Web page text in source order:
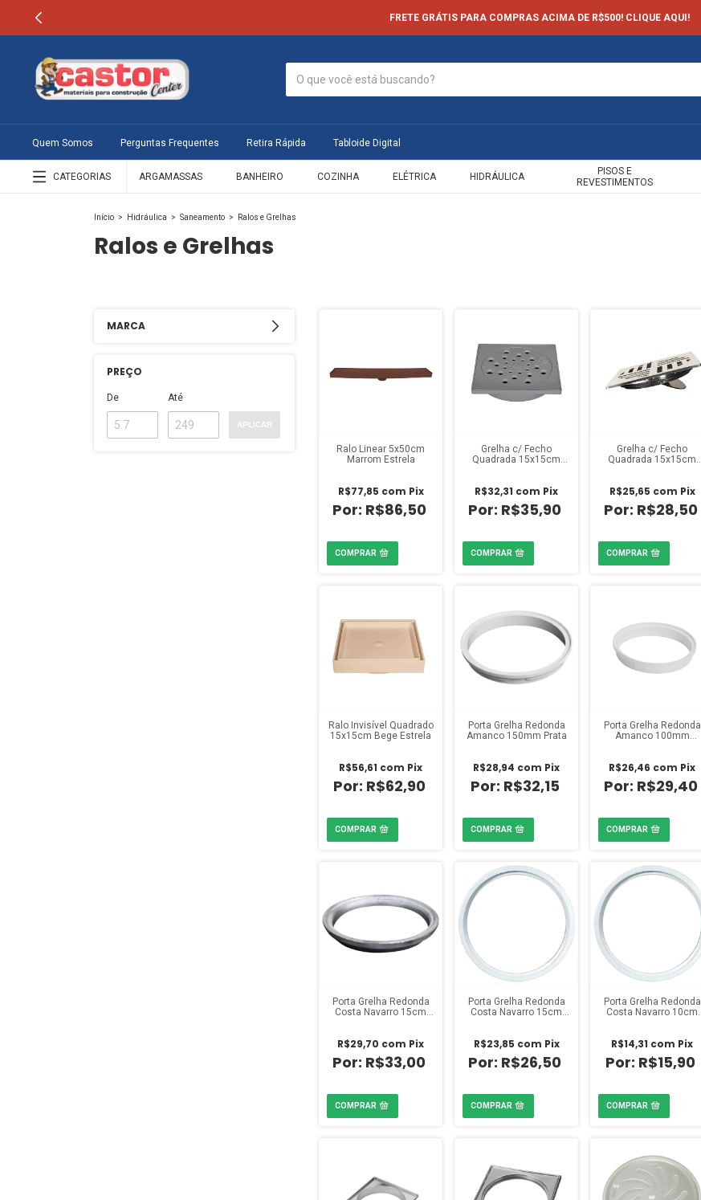
FRETE GRÁTIS PARA COMPRAS ACIMA DE R$500! CLIQUE AQUI!
Quem Somos Perguntas Frequentes Retira Rápida Tabloide Digital
CATEGORIAS ARGAMASSAS BANHEIRO COZINHA ELÉTRICA HIDRÁULICA
PISOS E
REVESTIMENTOS
Início > Hidráulica > Saneamento > Ralos e Grelhas
Ralos e Grelhas
MARCA
PREÇO
De Até
APLICAR
Ralo Linear 5x50cm
Marrom Estrela
R$86,50
R$77,85 com Pix
Grelha c/ Fecho
Quadrada 15x15cm
R$35,90
R$32,31 com Pix
Grelha c/ Fecho
Quadrada 15x15cm
R$28,50
R$25,65 com Pix
Ralo Invisível Quadrado
15x15cm Bege Estrela
R$62,90
R$56,61 com Pix
Porta Grelha Redonda
Amanco 150mm Prata
R$32,15
R$28,94 com Pix
Porta Grelha Redonda
Amanco 100mm
R$29,40
R$26,46 com Pix
Porta Grelha Redonda
Costa Navarro 15cm
R$33,00
R$29,70 com Pix
Porta Grelha Redonda
Costa Navarro 15cm
R$26,50
R$23,85 com Pix
Porta Grelha Redonda
Costa Navarro 10cm
R$15,90
R$14,31 com Pix